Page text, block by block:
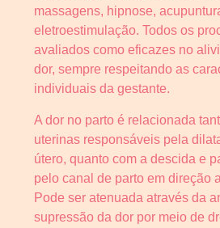
massagens, hipnose,
eletroestimulação. Todos os
avaliados como eficazes no
dor, sempre respeitando as
individuais da gestante.
A dor no parto é relacionada
uterinas responsáveis pela
útero, quanto com a descida e
pelo canal de parto em direção
Pode ser atenuada através da
supressão da dor por meio de